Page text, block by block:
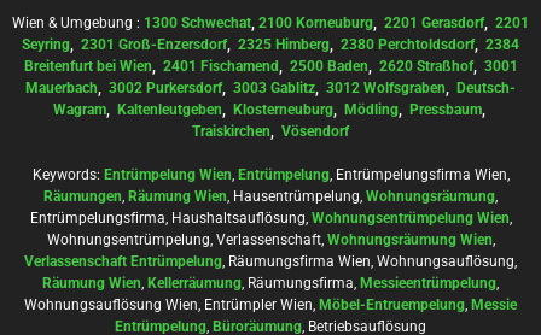
Wien & Umgebung : 1300 Schwechat, 2100 Korneuburg, 2201 Gerasdorf, 2201
Seyring, 2301 Groß-Enzersdorf, 2325 Himberg, 2380 Perchtoldsdorf, 2384
Breitenfurt bei Wien, 2401 Fischamend, 2500 Baden, 2620 Straßhof, 3001
Mauerbach, 3002 Purkersdorf, 3003 Gablitz, 3012 Wolfsgraben, Deutsch-
Wagram, Kaltenleutgeben, Klosterneuburg, Mödling, Pressbaum,
Traiskirchen, Vösendorf
Keywords: Entrümpelung Wien, Entrümpelung, Entrümpelungsfirma Wien,
Räumungen, Räumung Wien, Hausentrümpelung, Wohnungsräumung,
Entrümpelungsfirma, Haushaltsauflösung, Wohnungsentrümpelung Wien,
Wohnungsentrümpelung, Verlassenschaft, Wohnungsräumung Wien,
Verlassenschaft Entrümpelung, Räumungsfirma Wien, Wohnungsauflösung,
Räumung Wien, Kellerräumung, Räumungsfirma, Messieentrümpelung,
Wohnungsauflösung Wien, Entrümpler Wien, Möbel-Entruempelung, Messie
Entrümpelung, Büroräumung, Betriebsauflösung